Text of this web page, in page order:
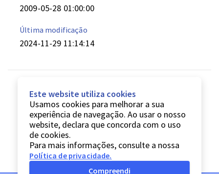
2009-05-28 01:00:00
Última modificação
2024-11-29 11:14:14
Este website utiliza cookies
Usamos cookies para melhorar a sua
experiência de navegação. Ao usar o nosso
website, declara que concorda com o uso
de cookies.
Para mais informações, consulte a nossa
Política de privacidade.
Compreendi